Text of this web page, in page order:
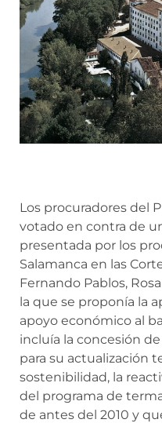
Los procuradores del
votado en contra de
presentada por los
Salamanca en las
Fernando Pablos,
la que se proponía la
apoyo económico al
incluía la concesión
para su actualización
sostenibilidad, la
del programa de
de antes del 2010 y